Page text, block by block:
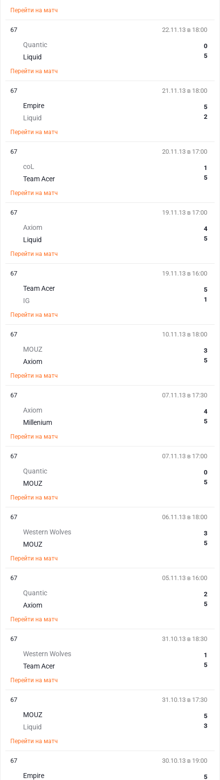
Перейти на матч
22.11.13 в 18:00
Quantic
Liquid
0
5
Перейти на матч
67
21.11.13 в 18:00
Empire
Liquid
5
2
Перейти на матч
67
20.11.13 в 17:00
coL
Team Acer
1
5
Перейти на матч
67
19.11.13 в 17:00
Axiom
Liquid
4
5
Перейти на матч
67
19.11.13 в 16:00
Team Acer
IG
5
1
Перейти на матч
67
10.11.13 в 18:00
MOUZ
Axiom
3
5
Перейти на матч
67
07.11.13 в 17:30
Axiom
Millenium
4
5
Перейти на матч
67
07.11.13 в 17:00
Quantic
MOUZ
0
5
Перейти на матч
67
06.11.13 в 18:00
Western Wolves
MOUZ
3
5
Перейти на матч
67
05.11.13 в 16:00
Quantic
Axiom
2
5
Перейти на матч
67
31.10.13 в 18:30
Western Wolves
Team Acer
1
5
Перейти на матч
67
31.10.13 в 17:30
MOUZ
Liquid
5
3
Перейти на матч
67
30.10.13 в 19:00
Empire 5
67